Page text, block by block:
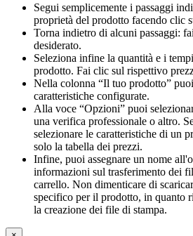
Segui semplicemente i passaggi
proprietà del prodotto facendo clic
Torna indietro di alcuni passaggi:
desiderato.
Seleziona infine la quantità e i
prodotto. Fai clic sul rispettivo
Nella colonna “Il tuo prodotto”
caratteristiche configurate.
Alla voce “Opzioni” puoi
una verifica professionale o altro.
selezionare le caratteristiche di un
solo la tabella dei prezzi.
Infine, puoi assegnare un nome
informazioni sul trasferimento dei
carrello. Non dimenticare di
specifico per il prodotto, in quanto
la creazione dei file di stampa.